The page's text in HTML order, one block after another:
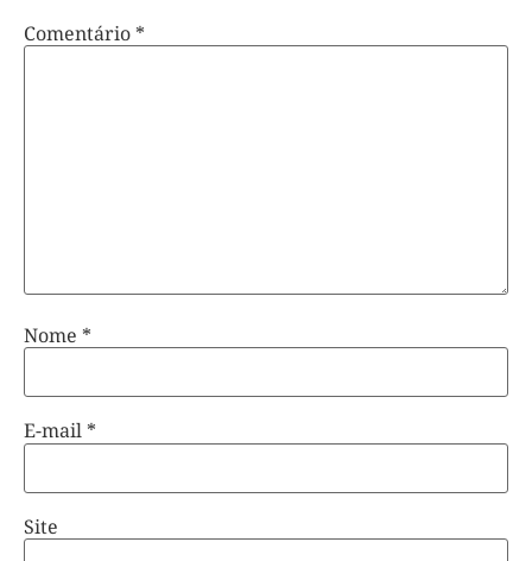
Comentário *
Nome *
E-mail *
Site